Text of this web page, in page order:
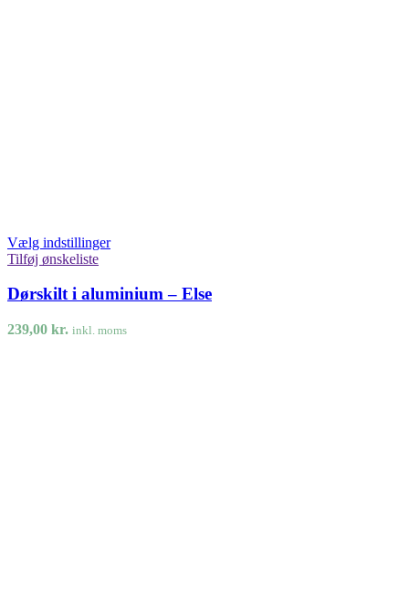
Vælg indstillinger
Tilføj ønskeliste
Dørskilt i aluminium – Else
239,00 kr. inkl. moms